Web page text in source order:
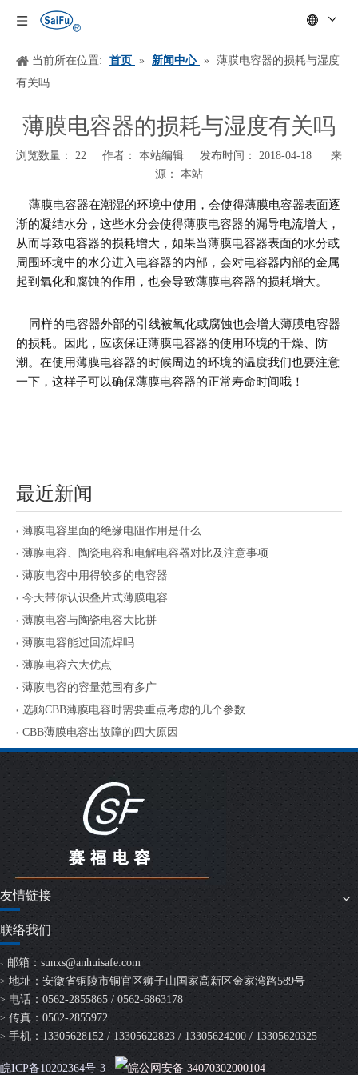
当前所在位置: 首页 » 新闻中心 »
薄膜电容器的损耗与湿度
有关吗
薄膜电容器的损耗与湿度有关吗
浏览数量： 22 作者： 本站编辑 发布时间： 2018-04-18 来
源： 本站
["wechat","weibo","qzone","douban","email"]
薄膜电容器在潮湿的环境中使用，会使得薄膜电容器表面逐
渐的凝结水分，这些水分会使得薄膜电容器的漏导电流增大，
从而导致电容器的损耗增大，如果当薄膜电容器表面的水分或
周围环境中的水分进入电容器的内部，会对电容器内部的金属
起到氧化和腐蚀的作用，也会导致薄膜电容器的损耗增大。
同样的电容器外部的引线被氧化或腐蚀也会增大薄膜电容器
的损耗。因此，应该保证薄膜电容器的使用环境的干燥、防
潮。在使用薄膜电容器的时候周边的环境的温度我们也要注意
一下，这样子可以确保薄膜电容器的正常寿命时间哦！
最近新闻
薄膜电容里面的绝缘电阻作用是什么
薄膜电容、陶瓷电容和电解电容器对比及注意事项
薄膜电容中用得较多的电容器
今天带你认识叠片式薄膜电容
薄膜电容与陶瓷电容大比拼
薄膜电容能过回流焊吗
薄膜电容六大优点
薄膜电容的容量范围有多广
选购CBB薄膜电容时需要重点考虑的几个参数
CBB薄膜电容出故障的四大原因
友情链接
联络我们
> 邮箱： sunxs@anhuisafe.com
> 地址：安徽省铜陵市铜官区狮子山国家高新区金家湾路589号
> 电话：0562-2855865 / 0562-6863178
> 传真：0562-2855972
> 手机：13305628152 / 13305622823 / 13305624200 / 13305620325
皖ICP备10202364号-3 皖公网安备 34070302000104